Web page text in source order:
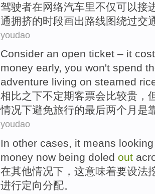
驾驶者在网络汽车里不仅可以接
通拥挤的时段画出路线图绕过交
youdao
Consider an open ticket – it
money early, you won't spend
adventure living on steamed
相比之下不定期客票会比较贵 ，
情况下避免旅行的最后两个 月是
youdao
In other cases, it means
money now being doled out
在其他情况下 ， 这意味着要设法
进行定向分配。